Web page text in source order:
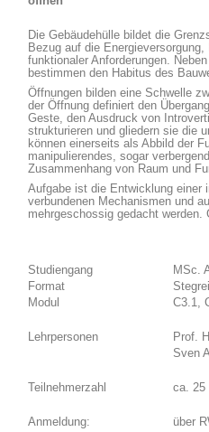
Die Gebäudehülle bildet die
Bezug auf die
funktionaler Anforderungen.
bestimmen den Habitus des
Öffnungen bilden eine Schwelle
der Öffnung definiert den
Geste, den Ausdruck von
strukturieren und gliedern sie die
können einerseits als Abbild der
manipulierendes, sogar
Zusammenhang von Raum und
Aufgabe ist die Entwicklung einer
verbundenen Mechanismen und
mehrgeschossig gedacht werden.
Studiengang
MSc.
Format
Modul
C3.1,
Lehrpersonen
Prof.
Sven
Teilnehmerzahl ca. 25
Anmeldung: über